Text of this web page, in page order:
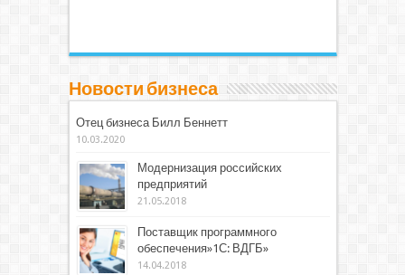
Новости бизнеса
Отец бизнеса Билл Беннетт
10.03.2020
Модернизация российских
предприятий
21.05.2018
Поставщик программного
обеспечения»1С: ВДГБ»
14.04.2018